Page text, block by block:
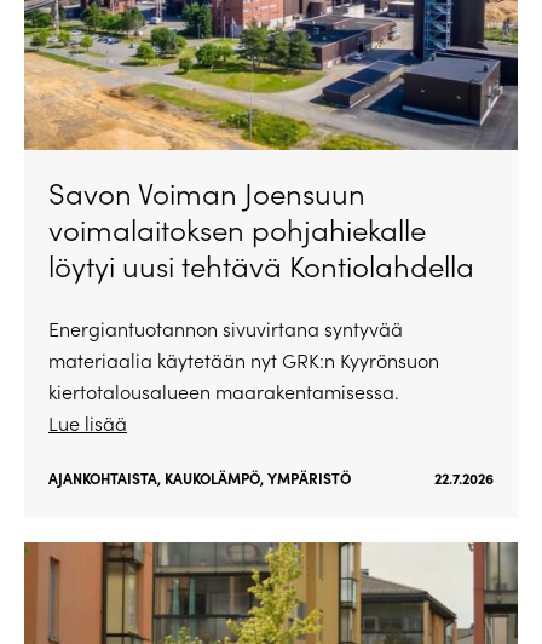
Savon Voiman Joensuun
voimalaitoksen pohjahiekalle
löytyi uusi tehtävä Kontiolahdella
Energiantuotannon sivuvirtana syntyvää
materiaalia käytetään nyt GRK:n Kyyrönsuon
kiertotalousalueen maarakentamisessa.
Lue lisää
AJANKOHTAISTA, KAUKOLÄMPÖ,YMPÄRISTÖ 22.7.2026